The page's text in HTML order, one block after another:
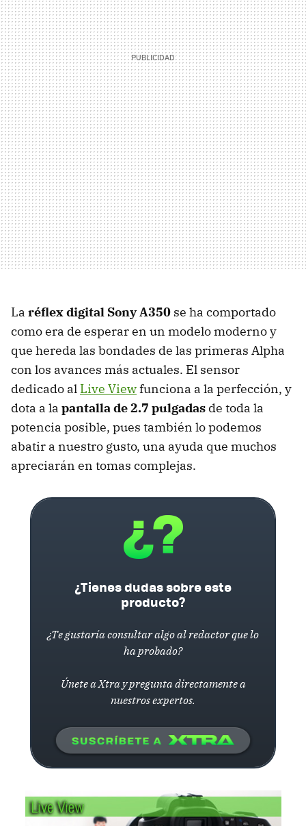
La réflex digital Sony A350 se ha comportado
como era de esperar en un modelo moderno y
que hereda las bondades de las primeras Alpha
con los avances más actuales. El sensor
dedicado al Live Viewfunciona a la perfección, y
dota a la pantalla de 2.7 pulgadas de toda la
potencia posible, pues también lo podemos
abatir a nuestro gusto, una ayuda que muchos
apreciarán en tomas complejas.
¿Tienes dudas sobre este
producto?
¿Te gustaría consultar algo al redactor que lo
ha probado?
Únete a Xtra y pregunta directamente a
nuestros expertos.